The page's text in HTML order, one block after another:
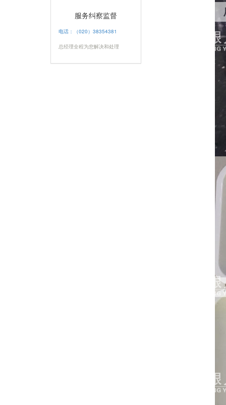
服务纠察监督
电话：（020）38354381
总经理全程为您解决和处理